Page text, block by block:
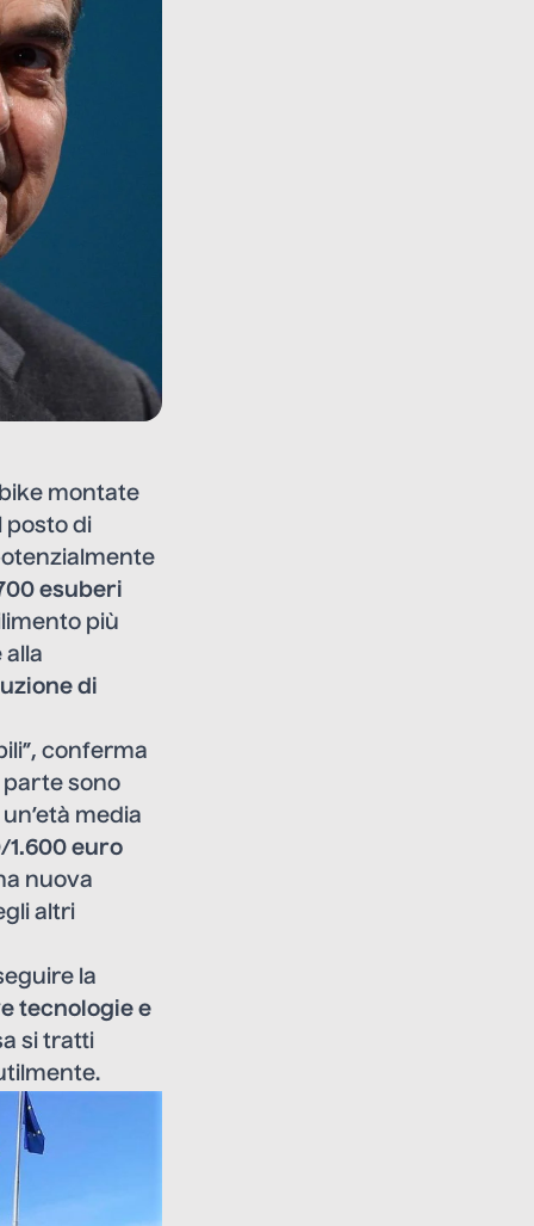
montate
posto di
esuberi
più
alla
di
conferma
parte sono
media
1.600 euro
nuova
altri
la
tecnologie e
si tratti